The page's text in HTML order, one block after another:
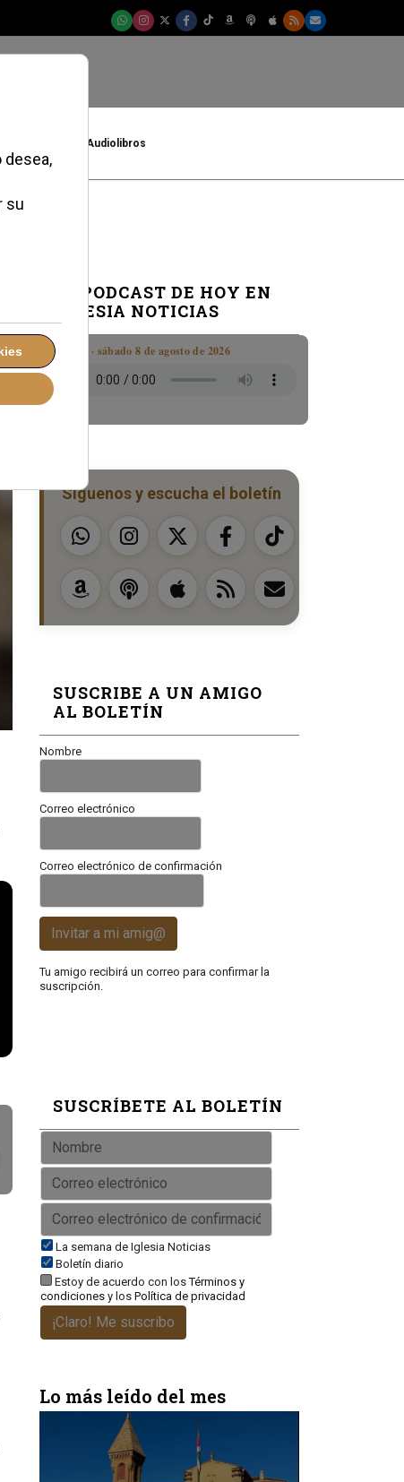
Audiolibros
EL PODCAST DE HOY EN
IGLESIA NOTICIAS
Boletín · sábado 8 de agosto de 2026
Síguenos y escucha el boletín
SUSCRIBE A UN AMIGO
AL BOLETÍN
Nombre
Correo electrónico
Correo electrónico de confirmación
Invitar a mi amig@
Tu amigo recibirá un correo para confirmar la
suscripción.
SUSCRÍBETE AL BOLETÍN
La semana de Iglesia Noticias
Boletín diario
Estoy de acuerdo con losTérminos y
condiciones y los Política de privacidad
¡Claro! Me suscribo
Lo más leído del mes